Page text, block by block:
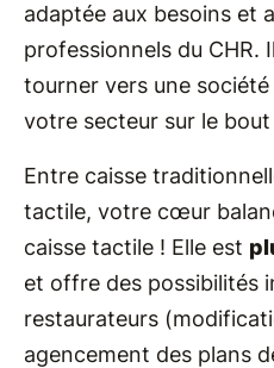
adaptée aux besoins et
professionnels du
tourner vers une
votre secteur sur le
Entre caisse
tactile, votre cœur
caisse tactile ! Elle est
et offre des possibilités
restaurateurs
agencement des plans